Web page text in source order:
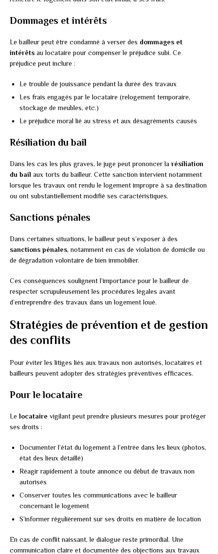
Dommages et intérêts
Le bailleur peut être condamné à verser des dommages et
intérêts au locataire pour compenser le préjudice subi. Ce
préjudice peut inclure :
Le trouble de jouissance pendant la durée des travaux
Les frais engagés par le locataire (relogement temporaire,
stockage de meubles, etc.)
Le préjudice moral lié au stress et aux désagréments causés
Résiliation du bail
Dans les cas les plus graves, le juge peut prononcer la résiliation
du bail aux torts du bailleur. Cette sanction intervient notamment
lorsque les travaux ont rendu le logement impropre à sa destination
ou ont substantiellement modifié ses caractéristiques.
Sanctions pénales
Dans certaines situations, le bailleur peut s’exposer à des
sanctions pénales, notamment en cas de violation de domicile ou
de dégradation volontaire de bien immobilier.
Ces conséquences soulignent l’importance pour le bailleur de
respecter scrupuleusement les procédures légales avant
d’entreprendre des travaux dans un logement loué.
Stratégies de prévention et de gestion
des conflits
Pour éviter les litiges liés aux travaux non autorisés, locataires et
bailleurs peuvent adopter des stratégies préventives efficaces.
Pour le locataire
Le locataire vigilant peut prendre plusieurs mesures pour protéger
ses droits :
Documenter l’état du logement à l’entrée dans les lieux (photos,
état des lieux détaillé)
Réagir rapidement à toute annonce ou début de travaux non
autorisés
Conserver toutes les communications avec le bailleur
concernant le logement
S’informer régulièrement sur ses droits en matière de location
En cas de conflit naissant, le dialogue reste primordial. Une
communication claire et documentée des objections aux travaux